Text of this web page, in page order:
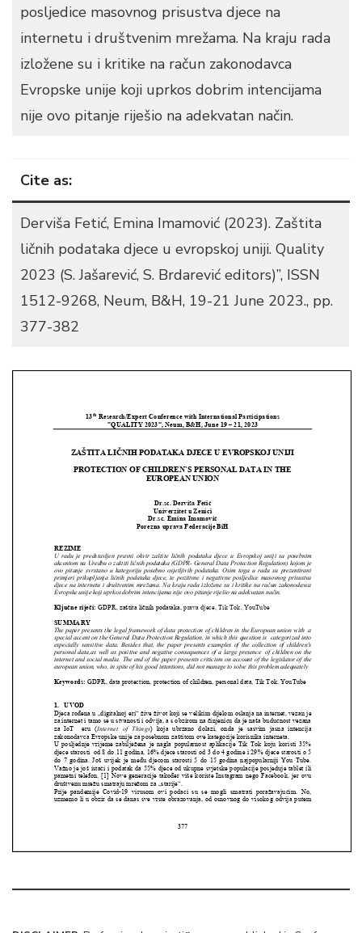
posljedice masovnog prisustva djece na
internetu i društvenim mrežama. Na kraju rada
izložene su i kritike na račun zakonodavca
Evropske unije koji uprkos dobrim intencijama
nije ovo pitanje riješio na adekvatan način.
Cite as:
Derviša Fetić, Emina Imamović (2023). Zaštita
ličnih podataka djece u evropskoj uniji. Quality
2023 (S. Jašarević, S. Brdarević editors)”, ISSN
1512-9268, Neum, B&H, 19-21 June 2023., pp.
377-382